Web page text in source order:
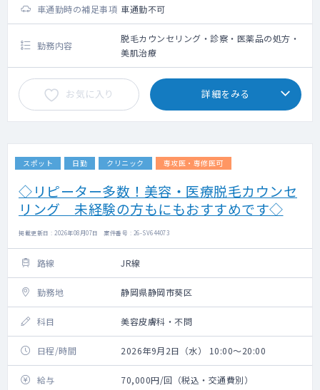
車通勤時の補足事項 車通勤不可
勤務内容
脱毛カウンセリング・診察・医薬品の処方・
美肌治療
お気に入り 詳細をみる
スポット 日勤 クリニック 専攻医・専修医可
◇リピーター多数！美容・医療脱毛カウンセ
リング 未経験の方もにもおすすめです◇
掲載更新日 : 2026年08月07日 案件番号 : 26-SV644073
路線 JR線
勤務地 静岡県静岡市葵区
科目 美容皮膚科・不問
日程/時間 2026年9月2日（水） 10:00～20:00
給与 70,000円/回（税込・交通費別）